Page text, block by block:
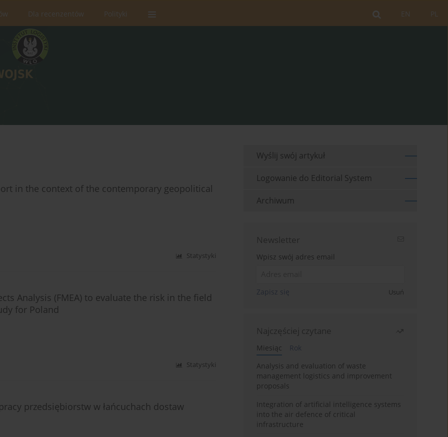
PL
EN
Dla recenzentów Polityki
in the context of the contemporary geopolitical
Statystyki
Analysis (FMEA) to evaluate the risk in the field
for Poland
Statystyki
przedsiębiorstw w łańcuchach dostaw
Wyślij swój artykuł
Logowanie do Editorial System
Archiwum
Newsletter
Wpisz swój adres email
Zapisz się Usuń
Najczęściej czytane
Miesiąc
Rok
Analysis and evaluation of waste
management logistics and improvement
proposals
Integration of artificial intelligence systems
into the air defence of critical
infrastructure